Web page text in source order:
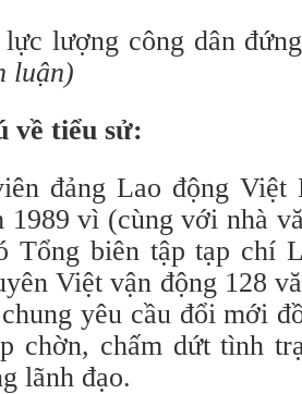
lượng công dân
luận)
về tiểu sử:
đảng Lao động Việt
1989 vì (cùng với nhà
Tổng biên tập tạp chí
Việt vận động 128
yêu cầu đổi mới
chờn, chấm dứt tình
lãnh đạo.